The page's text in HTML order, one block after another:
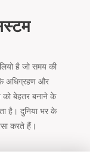
है जो समय की
अधिग्रहण और
बेहतर बनाने के
है। दुनिया भर के
करते हैं।